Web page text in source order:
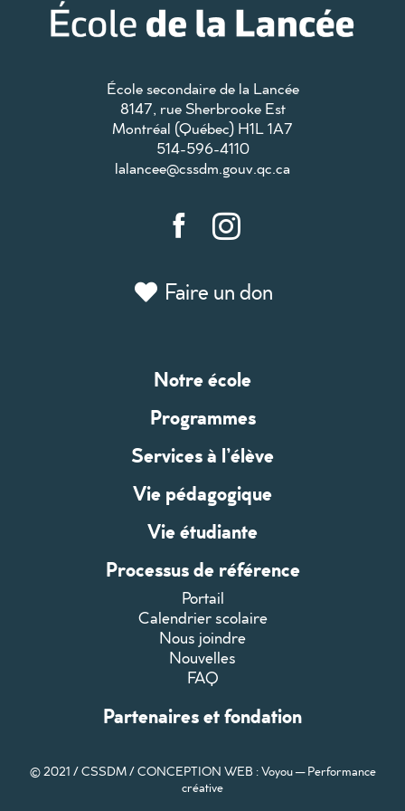
École secondaire de la Lancée
8147, rue Sherbrooke Est
Montréal (Québec) H1L 1A7
514-596-4110
lalancee@cssdm.gouv.qc.ca
Faire un don
Notre école
Programmes
Services à l’élève
Vie pédagogique
Vie étudiante
Processus de référence
Portail
Calendrier scolaire
Nous joindre
Nouvelles
FAQ
Partenaires et fondation
© 2021 / CSSDM /CONCEPTION WEB : Voyou — Performance
créative